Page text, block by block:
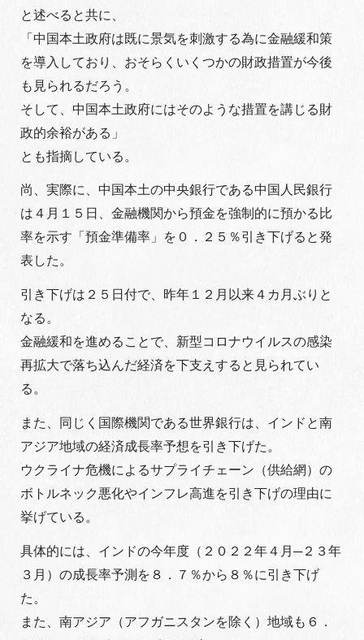
と述べると共に、
「中国本土政府は既に景気を刺激する為に金融緩和策
を導入しており、おそらくいくつかの財政措置が今後
も見られるだろう。
そして、中国本土政府にはそのような措置を講じる財
政的余裕がある」
とも指摘している。
尚、実際に、中国本土の中央銀行である中国人民銀行
は４月１５日、金融機関から預金を強制的に預かる比
率を示す「預金準備率」を０．２５％引き下げると発
表した。
引き下げは２５日付で、昨年１２月以来４カ月ぶりと
なる。
金融緩和を進めることで、新型コロナウイルスの感染
再拡大で落ち込んだ経済を下支えすると見られてい
る。
また、同じく国際機関である世界銀行は、インドと南
アジア地域の経済成長率予想を引き下げた。
ウクライナ危機によるサプライチェーン（供給網）の
ボトルネック悪化やインフレ高進を引き下げの理由に
挙げている。
具体的には、インドの今年度（２０２２年４月─２３年
３月）の成長率予測を８．７％から８％に引き下げ
た。
また、南アジア（アフガニスタンを除く）地域も６．